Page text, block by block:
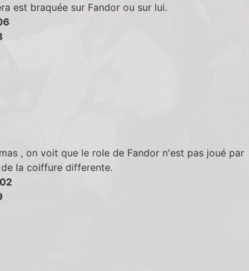
est braquée sur Fandor ou sur lui.
, on voit que le role de Fandor n'est pas joué par
la coiffure differente.